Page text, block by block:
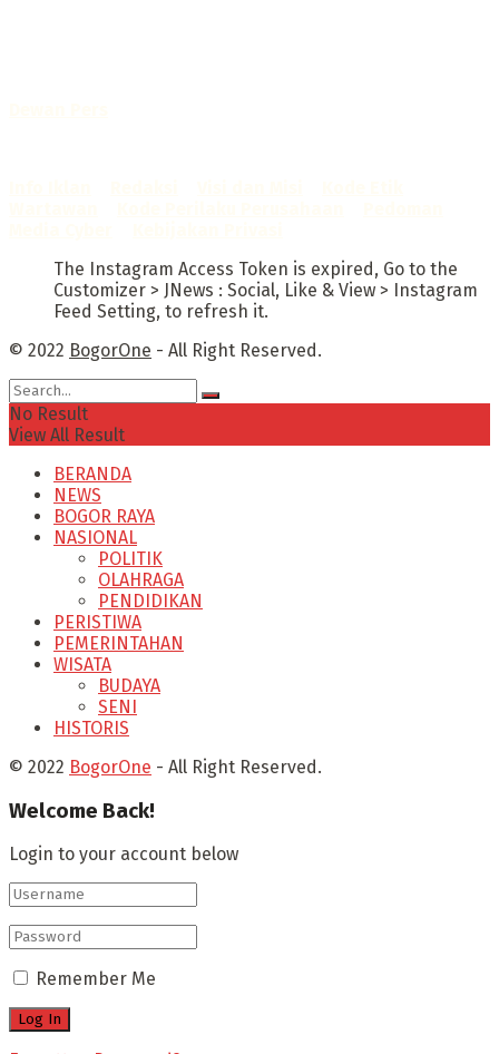
The Instagram Access Token is expired, Go to the
Customizer > JNews : Social, Like & View > Instagram
Feed Setting, to refresh it.
© 2022 BogorOne - All Right Reserved.
No Result
View All Result
BERANDA
NEWS
BOGOR RAYA
NASIONAL
POLITIK
OLAHRAGA
PENDIDIKAN
PERISTIWA
PEMERINTAHAN
WISATA
BUDAYA
SENI
HISTORIS
© 2022 BogorOne - All Right Reserved.
Welcome Back!
Login to your account below
Remember Me